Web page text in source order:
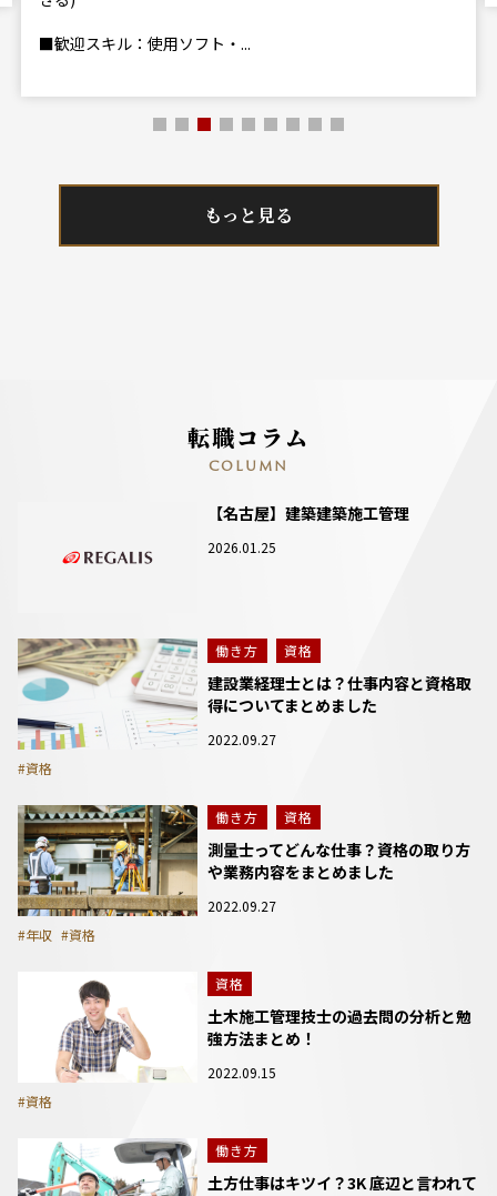
■歓迎スキル：使用ソフト・...
もっと見る
転職コラム
COLUMN
【名古屋】建築建築施工管理
2026.01.25
働き方 資格
建設業経理士とは？仕事内容と資格取
得についてまとめました
2022.09.27
#資格
働き方 資格
測量士ってどんな仕事？資格の取り方
や業務内容をまとめました
2022.09.27
#年収 #資格
資格
土木施工管理技士の過去問の分析と勉
強方法まとめ！
2022.09.15
#資格
働き方
土方仕事はキツイ？3K 底辺と言われて